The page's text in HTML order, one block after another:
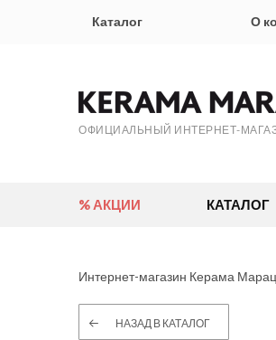
Каталог О
ОФИЦИАЛЬНЫЙ ИНТЕРНЕТ-
% АКЦИИ КАТАЛОГ
Интернет-магазин Керама
НАЗАД В КАТАЛОГ